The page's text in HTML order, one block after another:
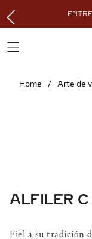
Arte de
ALFILER C
Fiel a su tradición